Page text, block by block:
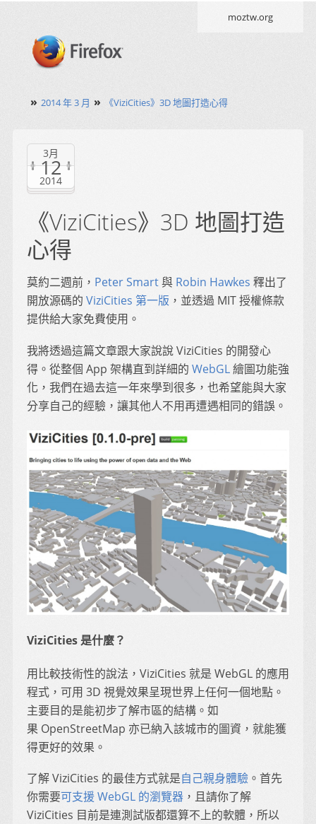
moztw.org
» 2014 年 3 月 » 《ViziCities》3D 地圖打造心得
3月
12
2014
《ViziCities》3D 地圖打造
心得
莫約二週前， Peter Smart與 Robin Hawkes 釋出了
開放源碼的 ViziCities 第一版 ，並透過 MIT 授權條款
提供給大家免費使用。
我將透過這篇文章跟大家說說 ViziCities 的開發心
得。從整個 App 架構直到詳細的 WebGL繪圖功能強
化，我們在過去這一年來學到很多，也希望能與大家
分享自己的經驗，讓其他人不用再遭遇相同的錯誤。
ViziCities 是什麼？
用比較技術性的說法，ViziCities 就是 WebGL 的應用
程式，可用 3D 視覺效果呈現世界上任何一個地點。
主要目的是能初步了解市區的結構。如
果 OpenStreetMap 亦已納入該城市的圖資，就能獲
得更好的效果。
了解 ViziCities 的最佳方式就是自己親身體驗 。首先
你需要可支援 WebGL 的瀏覽器 ，且請你了解
ViziCities 目前是連測試版都還算不上的軟體，所以